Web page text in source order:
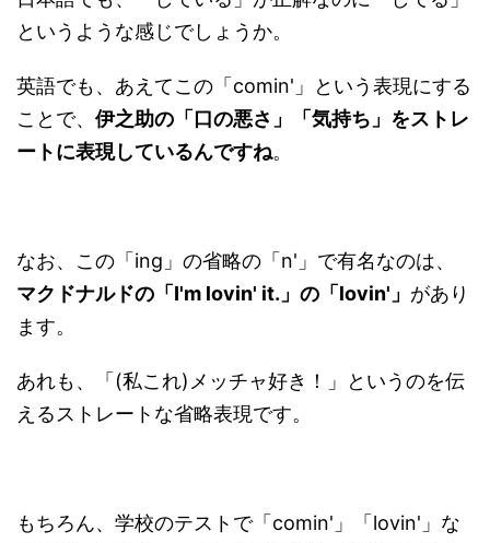
というような感じでしょうか。
英語でも、あえてこの「comin'」という表現にする
ことで、 伊之助の「口の悪さ」「気持ち」をストレ
ートに表現しているんですね。
なお、この「ing」の省略の「n'」で有名なのは、
マクドナルドの「I'm lovin' it.」の「lovin'」 があり
ます。
あれも、「(私これ)メッチャ好き！」というのを伝
えるストレートな省略表現です。
もちろん、学校のテストで「comin'」「lovin'」な